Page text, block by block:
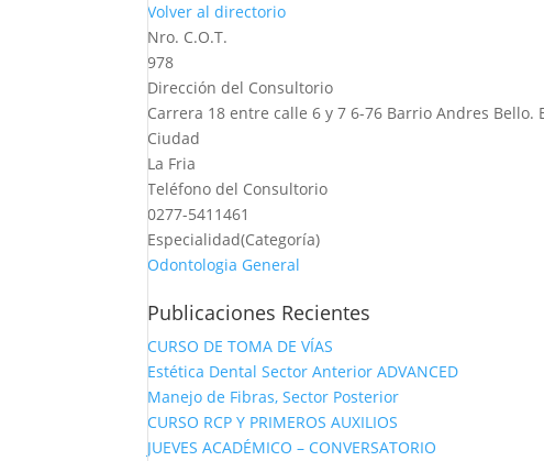
Volver al directorio
Nro. C.O.T.
978
Dirección del Consultorio
Carrera 18 entre calle 6 y 7 6-76 Barrio Andres Bello.
Ciudad
La Fria
Teléfono del Consultorio
0277-5411461
Especialidad(Categoría)
Odontologia General
Publicaciones Recientes
CURSO DE TOMA DE VÍAS
Estética Dental Sector Anterior ADVANCED
Manejo de Fibras, Sector Posterior
CURSO RCP Y PRIMEROS AUXILIOS
JUEVES ACADÉMICO – CONVERSATORIO